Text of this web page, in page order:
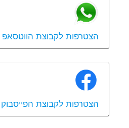
הצטרפות לקבוצת
הצטרפות לקבוצת הפייסבוק